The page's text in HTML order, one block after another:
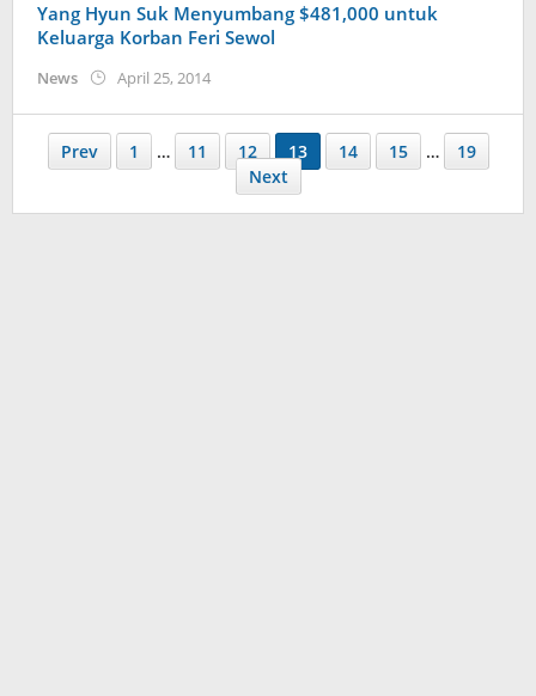
Yang Hyun Suk Menyumbang $481,000 untuk
Keluarga Korban Feri Sewol
News April 25, 2014by
Prev 1 … 11 12 13 14 15 …
19
Next